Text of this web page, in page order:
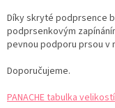
Díky skryté podprsence
podprsenkovým
pevnou podporu prsou v
Doporučujeme.
PANACHE tabulka velikostí